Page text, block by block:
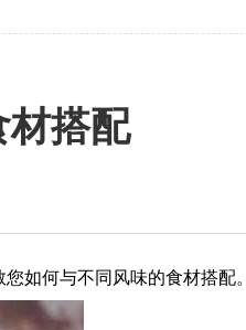
材搭配
如何与不同风味的食材搭配。